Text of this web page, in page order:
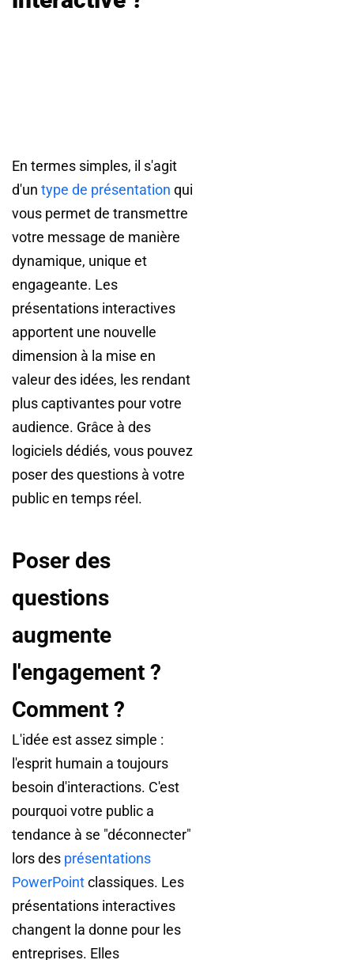
En termes simples, il s'agit
d'un type de présentation qui
vous permet de transmettre
votre message de manière
dynamique, unique et
engageante. Les
présentations interactives
apportent une nouvelle
dimension à la mise en
valeur des idées, les rendant
plus captivantes pour votre
audience. Grâce à des
logiciels dédiés, vous pouvez
poser des questions à votre
public en temps réel.
Poser des
questions
augmente
l'engagement ?
Comment ?
L'idée est assez simple :
l'esprit humain a toujours
besoin d'interactions. C'est
pourquoi votre public a
tendance à se "déconnecter"
lors des présentations
PowerPointclassiques. Les
présentations interactives
changent la donne pour les
entreprises. Elles